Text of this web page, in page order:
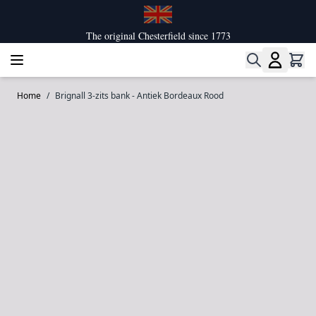
The original Chesterfield since 1773
Home / Brignall 3-zits bank - Antiek Bordeaux Rood